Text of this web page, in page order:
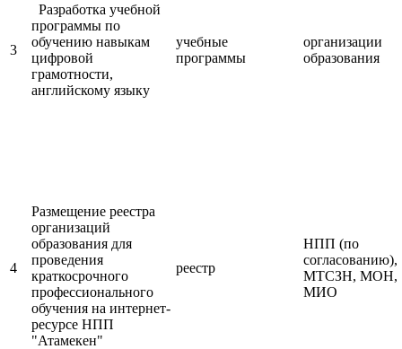
3
Разработка учебной
программы по
обучению навыкам
цифровой
грамотности,
английскому языку
учебные
программы
организации
образования
4
Размещение реестра
организаций
образования для
проведения
краткосрочного
профессионального
обучения на интернет-
ресурсе НПП
"Атамекен"
реестр
НПП (по
согласованию),
МТСЗН, МОН,
МИО